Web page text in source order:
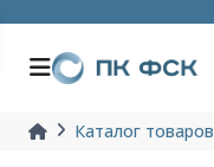
Каталог товаров